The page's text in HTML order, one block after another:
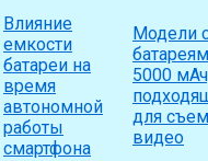
Влияние
емкости
батареи на
время
автономной
работы
смартфона
Модели
5000
для
видео